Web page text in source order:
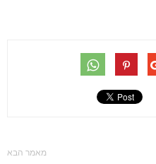
מאמר הבא